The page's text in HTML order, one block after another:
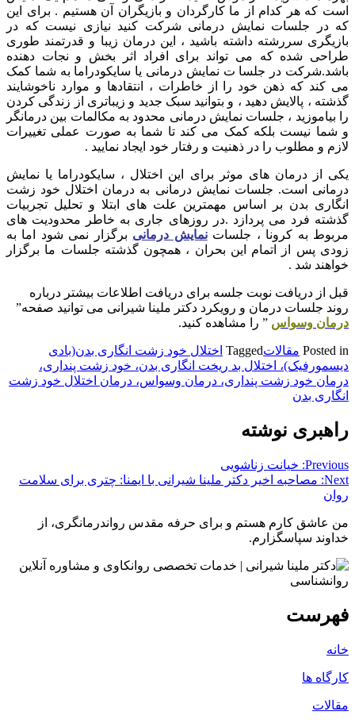
است که هر کدام از ما کارگردان و بازیگران آن هستیم . برای این
که در جلسات نمایش درمانی شرکت کنید نیازی نیست که در
بازیگری سررشته داشته باشید ، این درمان زیبا و قدرتمند طوری
طراحی شده که می تواند برای افراد اثر بخش و نجات دهنده
باشد.شرکت در جلسا ت نمایش درمانی یا سایکودراما به شما کمک
می کند که ذهن خود را از خاطرات ، انتقادها و موارد ناخوشایند
گذشته ، پالایش دهید ، و بتوانید سبک جدید و زیباتری از زندگی کردن
را بیاموزید ، جلسات نمایش درمانی محدود به مکالمات بین درمانگر
و شما نیست بلکه کمک می کند تا شما به صورت عملی تغییرات
لازم و مطلوب را در ذهنیت و رفتار خود ایجاد نمایید .
یکی از درمان های موثر برای این اختلال ، سایکودراما یا نمایش
درمانی است. جلسات نمایش درمانی به درمان اختلال خود زشت
انگاری بدن بر اساس مهمترین علت های ابتلا و تحلیل تجربیات
گذشته فرد می پردازد .در روزهای جاری به خاطر محدودیت های
مربوط به کرونا ، جلساتنمایش درمانی برگزار نمی شود اما به
زودی پس از اتمام این بحران ، همچون گذشته جلسات ما برگزار
خواهند شد .
قبل از دریافت نوبت جلسه برای دریافت اطلاعات بیشتر درباره
روند جلسات درمان و رویکرد دکتر ملینا شیرانی می توانید صفحه”
درمان وسواس ” را مشاهده کنید.
Posted in مقالاتTagged اختلال خود زشت انگاری بدن(بادی
دیسمورفیک)، اختلال بد ریخت انگاری بدن، خود زشت پنداری،
درمان خود زشت پنداری، درمان وسواس، درمان اختلال خود زشت
انگاری بدن
راهبری نوشته
Previous: خیانت زناشویی
Next: مصاحبه اخیر دکتر ملینا شیرانی با ایمنا: چتری برای سلامت
روان
من عاشق کارم هستم و برای حرفه مقدس رواندرمانگری، از
خداوند سپاسگزارم.
فهرست
خانه
کارگاه ها
مقالات